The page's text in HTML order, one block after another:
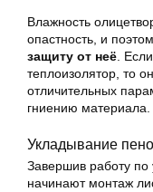
Влажность
опастность, и
защиту от неё.
теплоизолятор, то
отличительных
гниению материала.
Укладывание
Завершив работу по
начинают монтаж